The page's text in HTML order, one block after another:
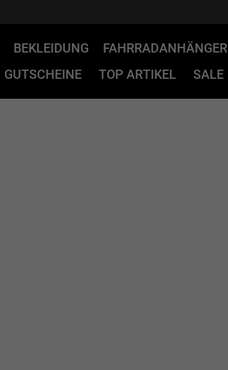
BEKLEIDUNG
FAHRRADANHÄNGER
GUTSCHEINE TOP ARTIKEL SALE